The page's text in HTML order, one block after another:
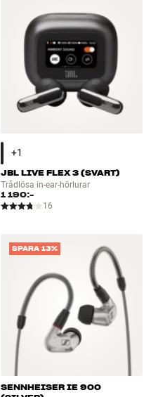
JBL LIVE FLEX 3 (SVART)
Trådlösa in-ear-hörlurar
1 190:-
16
SPARA 13%
SENNHEISER IE 900